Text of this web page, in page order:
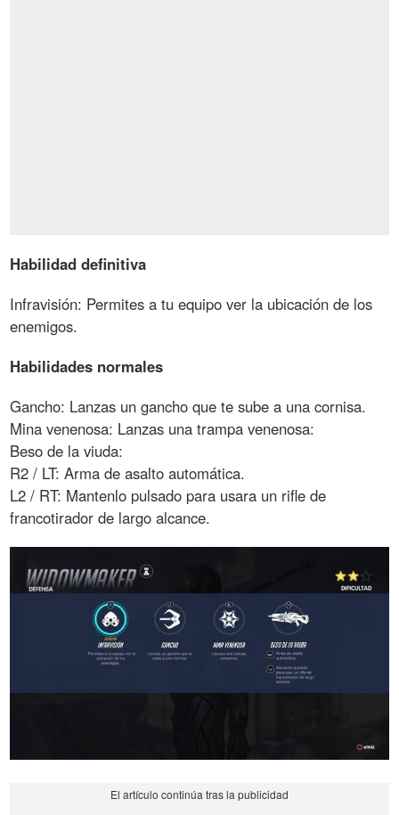
Habilidad definitiva
Infravisión: Permites a tu equipo ver la ubicación de los
enemigos.
Habilidades normales
Gancho: Lanzas un gancho que te sube a una cornisa.
Mina venenosa: Lanzas una trampa venenosa:
Beso de la viuda:
R2 / LT: Arma de asalto automática.
L2 / RT: Mantenlo pulsado para usara un rifle de
francotirador de largo alcance.